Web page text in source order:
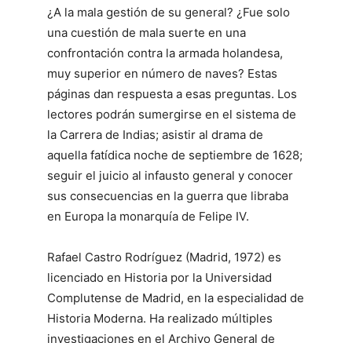
¿A la mala gestión de su general? ¿Fue solo
una cuestión de mala suerte en una
confrontación contra la armada holandesa,
muy superior en número de naves? Estas
páginas dan respuesta a esas preguntas. Los
lectores podrán sumergirse en el sistema de
la Carrera de Indias; asistir al drama de
aquella fatídica noche de septiembre de 1628;
seguir el juicio al infausto general y conocer
sus consecuencias en la guerra que libraba
en Europa la monarquía de Felipe IV.
Rafael Castro Rodríguez (Madrid, 1972) es
licenciado en Historia por la Universidad
Complutense de Madrid, en la especialidad de
Historia Moderna. Ha realizado múltiples
investigaciones en el Archivo General de